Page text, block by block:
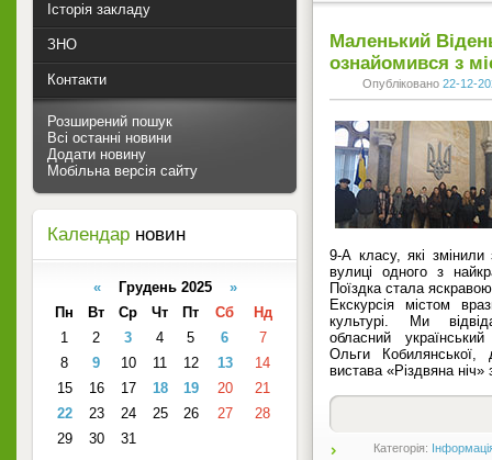
Маленький
ознайомився з
Опубліковано 22-12-
9-А класу, які змінили
вулиці одного з
Поїздка стала
Екскурсія містом
культурі. Ми
обласний
Ольги Кобилянської,
вистава «Різдвяна
Категорія:
Історія закладу
ЗНО
Контакти
Розширений пошук
Всі останні новини
Додати новину
Мобільна версія сайту
Календар новин
«Грудень 2025 »
Пн
Вт Ср Чт Пт Сб
Нд
1
2 3 4 5 6
7
8
9 10 11 12 13
14
15
16 17 18 19 20
21
22
23 24 25 26 27
28
29
30 31